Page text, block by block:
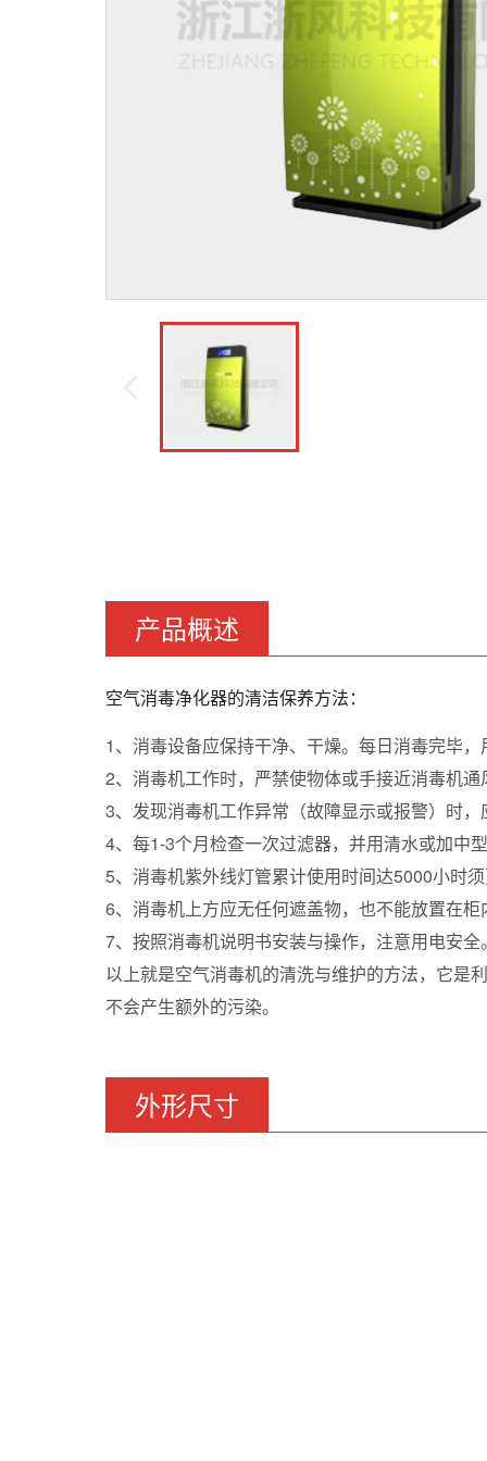
产品概述
空气消毒净化器的清洁保养方法：
1、消毒设备应保持干净、干燥。每日消毒完毕
2、消毒机工作时，严禁使物体或手接近消毒机
3、发现消毒机工作异常（故障显示或报警）时
4、每1-3个月检查一次过滤器，并用清水或加中
5、消毒机紫外线灯管累计使用时间达5000小时
6、消毒机上方应无任何遮盖物，也不能放置在
7、按照消毒机说明书安装与操作，注意用电安
以上就是空气消毒机的清洗与维护的方法，它是
不会产生额外的污染。
外形尺寸